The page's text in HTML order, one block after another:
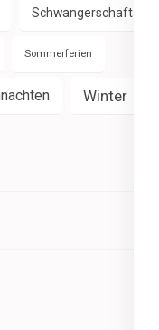
Schwangerschaft
Sommerferien
Winter